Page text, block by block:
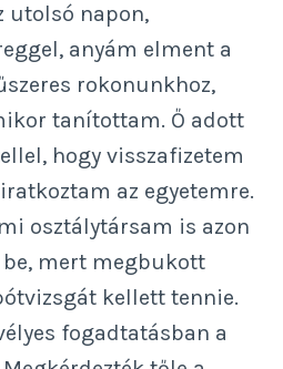
utolsó napon,
anyám elment a
rokonunkhoz,
tanítottam. Ő adott
hogy visszafizetem
az egyetemre.
osztálytársam is azon
mert megbukott
kellett tennie.
fogadtatásban a